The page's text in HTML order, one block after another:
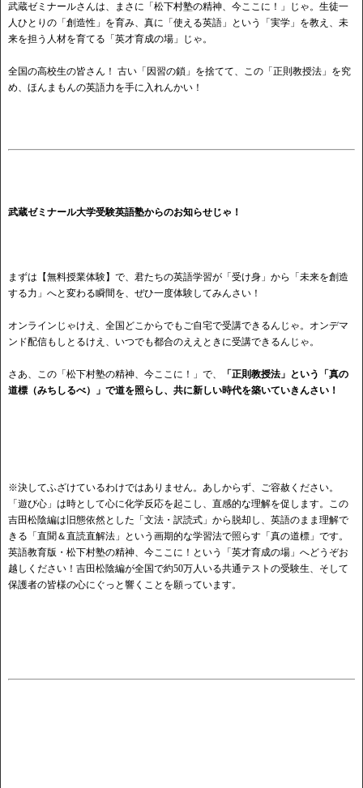
武蔵ゼミナールさんは、まさに「松下村塾の精神、今ここに！」じゃ。生徒一
人ひとりの「創造性」を育み、真に「使える英語」という「実学」を教え、未
来を担う人材を育てる「英才育成の場」じゃ。
全国の高校生の皆さん！ 古い「因習の鎖」を捨てて、この「正則教授法」を究
め、ほんまもんの英語力を手に入れんかい！
武蔵ゼミナール大学受験英語塾からのお知らせじゃ！
まずは【無料授業体験】で、君たちの英語学習が「受け身」から「未来を創造
する力」へと変わる瞬間を、ぜひ一度体験してみんさい！
オンラインじゃけえ、全国どこからでもご自宅で受講できるんじゃ。オンデマ
ンド配信もしとるけえ、いつでも都合のええときに受講できるんじゃ。
さあ、この「松下村塾の精神、今ここに！」で、
「正則教授法」という「真の
道標（みちしるべ）」で道を照らし、共に新しい時代を築いていきんさい！
※決してふざけているわけではありません。あしからず、ご容赦ください。
「遊び心」は時として心に化学反応を起こし、直感的な理解を促します。この
吉田松陰編は旧態依然とした「文法・訳読式」から脱却し、英語のまま理解で
きる「直聞＆直読直解法」という画期的な学習法で照らす「真の道標」です。
英語教育版・松下村塾の精神、今ここに！という「英才育成の場」へどうぞお
越しください！吉田松陰編が全国で約50万人いる共通テストの受験生、そして
保護者の皆様の心にぐっと響くことを願っています。